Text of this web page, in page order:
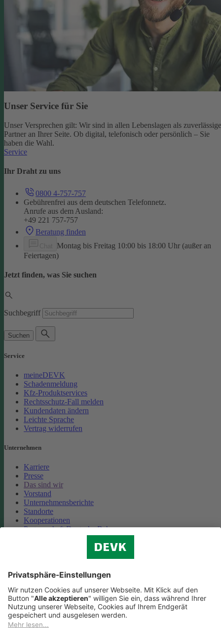
Unser Service für Sie
Unser Versprechen gilt: Wir sind in allen Lebenslagen als
Partner an Ihrer Seite. Ob digital, telefonisch oder persönlich – Sie
haben die Wahl.
Service
Ihr Draht zu uns
0800 4-757-757
Gebührenfrei aus dem deutschen Telefonnetz.
Anrufe aus dem Ausland:
+49 221 757-757
Beratung finden
Montag bis Freitag 10:00 bis 18:00 Uhr (außer an
Feiertagen)
Jetzt finden, was Sie suchen
Suchbegriff
Suchen
Service
meineDEVK
Schadenmeldung
Kfz-Produktservices
Rechtsschutz-Fall melden
Kundendaten ändern
Leichte Sprache
Vertrag widerrufen
Unternehmen
Karriere
Presse
Das sind wir
Vorstand
Unternehmensberichte
Standorte
Kooperationen
Partnerschaft Deutsche Bahn
Cookie-Einstellungen
Datenschutz